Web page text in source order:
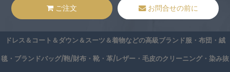
ご注文 お問合せの前に
ドレス＆コート＆ダウン＆スーツ＆着物などの高級ブランド服・布団・絨
毯・ブランドバッグ/鞄/財布・靴・革/レザー・毛皮のクリーニング・染み抜